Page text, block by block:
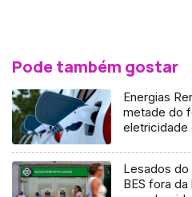
Pode também gostar
Energias
metade do
eletricidade
Lesados
BES fora